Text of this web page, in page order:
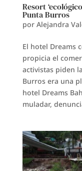
Resort
Punta Burros
por Alejandra
El hotel Dreams
propicia el
activistas piden
Burros era una
hotel Dreams
muladar,